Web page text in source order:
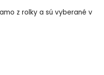
z rolky a sú vyberané v